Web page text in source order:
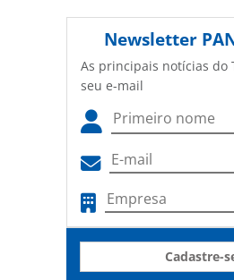
Newsletter
As principais notícias do
seu e-mail
Cadastre-